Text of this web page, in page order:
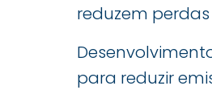
reduzem
para reduzir